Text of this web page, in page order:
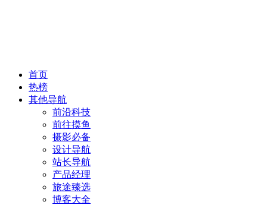
首页
热榜
其他导航
前沿科技
前往摸鱼
摄影必备
设计导航
站长导航
产品经理
旅途臻选
博客大全